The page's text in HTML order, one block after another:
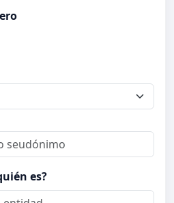
es?